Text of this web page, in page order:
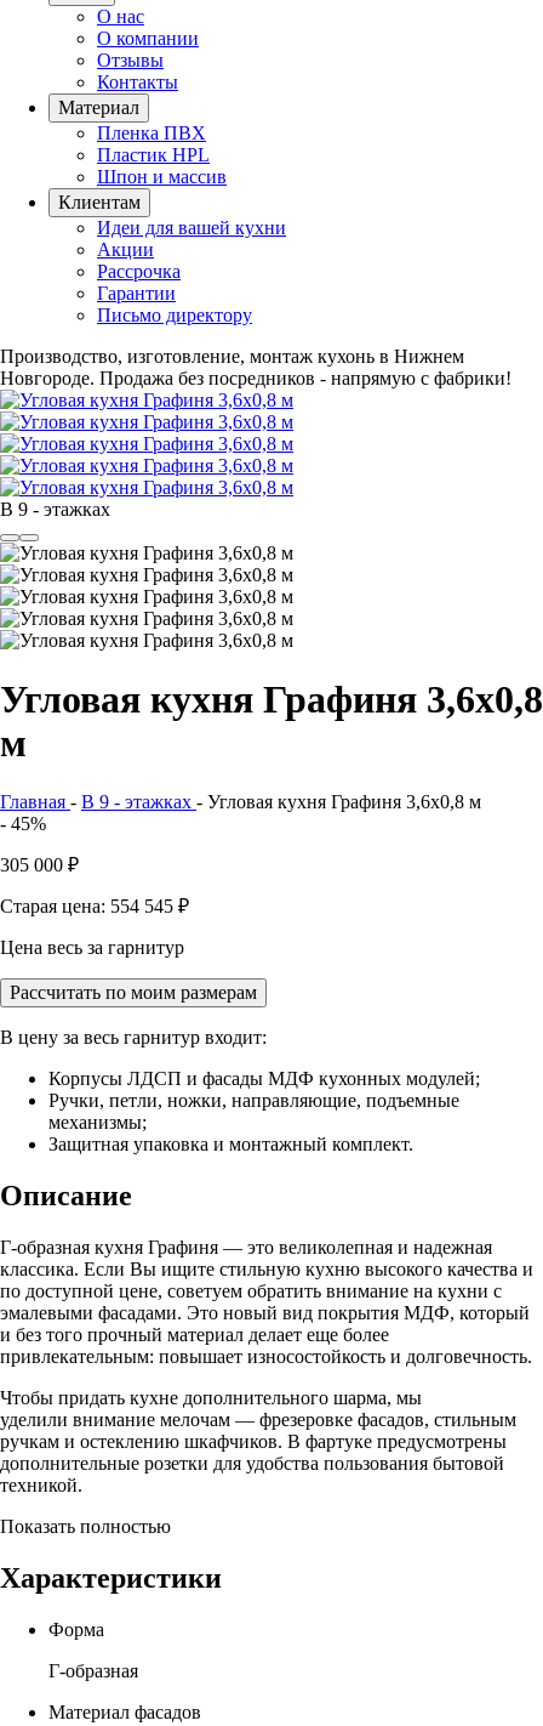
О нас
О компании
Отзывы
Контакты
Материал
Пленка ПВХ
Пластик HPL
Шпон и массив
Клиентам
Идеи для вашей кухни
Акции
Рассрочка
Гарантии
Письмо директору
Производство, изготовление, монтаж кухонь в Нижнем
Новгороде. Продажа без посредников - напрямую с фабрики!
В 9 - этажках
Угловая кухня Графиня 3,6х0,8
м
Главная - В 9 - этажках - Угловая кухня Графиня 3,6х0,8 м
- 45%
305 000 ₽
Старая цена: 554 545 ₽
Цена весь за гарнитур
Рассчитать по моим размерам
В цену за весь гарнитур входит:
Корпусы ЛДСП и фасады МДФ кухонных модулей;
Ручки, петли, ножки, направляющие, подъемные
механизмы;
Защитная упаковка и монтажный комплект.
Описание
Г-образная кухня Графиня — это великолепная и надежная
классика. Если Вы ищите стильную кухню высокого качества и
по доступной цене, советуем обратить внимание на кухни с
эмалевыми фасадами. Это новый вид покрытия МДФ, который
и без того прочный материал делает еще более
привлекательным: повышает износостойкость и долговечность.
Чтобы придать кухне дополнительного шарма, мы
уделили внимание мелочам — фрезеровке фасадов, стильным
ручкам и остеклению шкафчиков. В фартуке предусмотрены
дополнительные розетки для удобства пользования бытовой
техникой.
Показать полностью
Характеристики
Форма
Г-образная
Материал фасадов